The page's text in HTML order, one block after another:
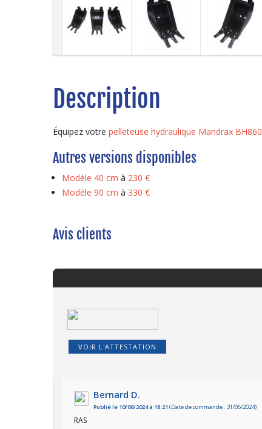
Description
Équipez votre pelleteuse hydraulique Mandrax
Autres versions disponibles
Modèle 40 cm à 230 €
Modèle 90 cm à 330 €
Avis clients
VOIR L'ATTESTATION
Bernard D.
Publié le 10/06/2024 à 18:21 (Date de commande : 31/05/2024)
RAS